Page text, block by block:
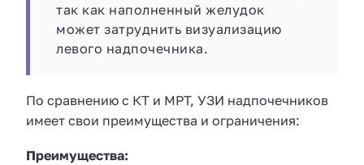
так как наполненный желудок
может затруднить визуализацию
левого надпочечника.
По сравнению с КТ и МРТ, УЗИ надпочечников
имеет свои преимущества и ограничения:
Преимущества: